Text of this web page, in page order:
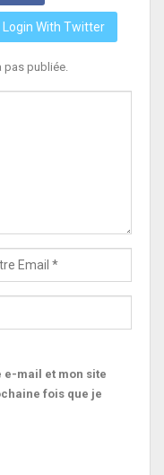
Login With Twitter
pas publiée.
e-mail et mon site
fois que je